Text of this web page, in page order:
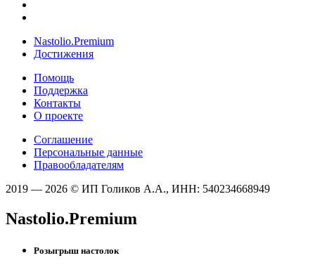
Nastolio.Premium
Достижения
Помощь
Поддержка
Контакты
О проекте
Соглашение
Персональные данные
Правообладателям
2019 — 2026 © ИП Голиков А.А., ИНН: 540234668949
Nastolio.Premium
Розыгрыш настолок